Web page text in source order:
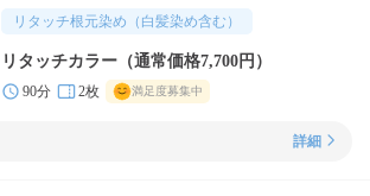
リタッチ根元染め（白髪染め含む）
リタッチカラー（通常価格7,700円）
90分 2枚 満足度募集中
詳細